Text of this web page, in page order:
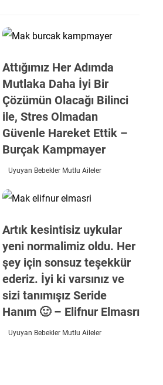
Attığımız Her Adımda
Mutlaka Daha İyi Bir
Çözümün Olacağı Bilinci
ile, Stres Olmadan
Güvenle Hareket Ettik –
Burçak Kampmayer
Uyuyan Bebekler Mutlu Aileler
Artık kesintisiz uykular
yeni normalimiz oldu. Her
şey için sonsuz teşekkür
ederiz. İyi ki varsınız ve
sizi tanımışız Seride
Hanım 🙂 – Elifnur Elmasrı
Uyuyan Bebekler Mutlu Aileler